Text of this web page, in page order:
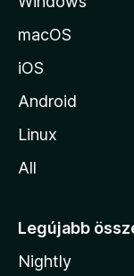
macOS
iOS
Android
Linux
All
Legújabb
Nightly